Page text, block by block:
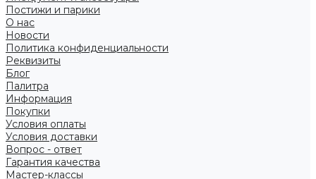
Постижи и парики
О нас
Новости
Политика конфиденциальности
Реквизиты
Блог
Палитра
Информация
Покупки
Условия оплаты
Условия доставки
Вопрос - ответ
Гарантия качества
Мастер-классы